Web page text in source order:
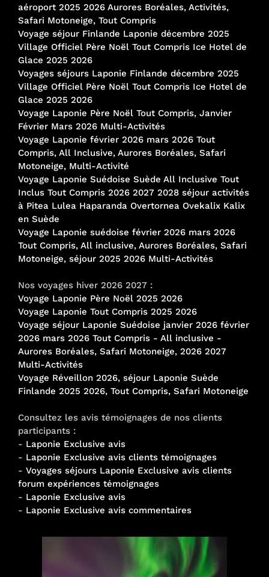
aéroport 2025 2026 Aurores Boréales, Activités,
Safari Motoneige, Tout Compris
Voyage séjour Finlande Laponie décembre 2025
Village Officiel Père Noël Tout Compris Ice Hotel de
Glace 2025 2026
Voyages séjours Laponie Finlande décembre 2025
Village Officiel Père Noël Tout Compris Ice Hotel de
Glace 2025 2026
Voyage Laponie Père Noël Tout Compris, Janvier
Février Mars 2026 Multi-Activités
Voyage Laponie février 2026 mars 2026 Tout
Compris, All Inclusive, Aurores Boréales, Safari
Motoneige, Multi-Activité
Voyage Laponie Suédoise Suède All Inclusive Tout
Inclus Tout Compris 2026 2027 2028 séjour activités
à Pitea Lulea Haparanda Overtornea Ovekalix Kalix
en Suède
Voyage Laponie suédoise février 2026 mars 2026
Tout Compris, All inclusive, Aurores Boréales, Safari
Motoneige, séjour 2025 2026 Multi-Activités
Nos voyages hiver 2026 2027 :
Voyage Laponie Père Noël 2025 2026
Voyage Laponie Tout Compris 2025 2026
Voyage séjour Laponie Suédoise janvier 2026 février
2026 mars 2026 Tout Compris - All inclusive -
Aurores Boréales, Safari Motoneige, 2026 2027
Multi-Activités
Voyage Réveillon 2026, séjour Laponie Suède
Finlande 2025 2026, Tout Compris, Safari Motoneige
Consultez les avis témoignages de nos clients
participants :
- Laponie Exclusive avis
- Laponie Exclusive avis clients témoignages
- Voyages séjours Laponie Exclusive avis clients
forum expériences témoignages
- Laponie Exclusive avis
- Laponie Exclusive avis commentaires